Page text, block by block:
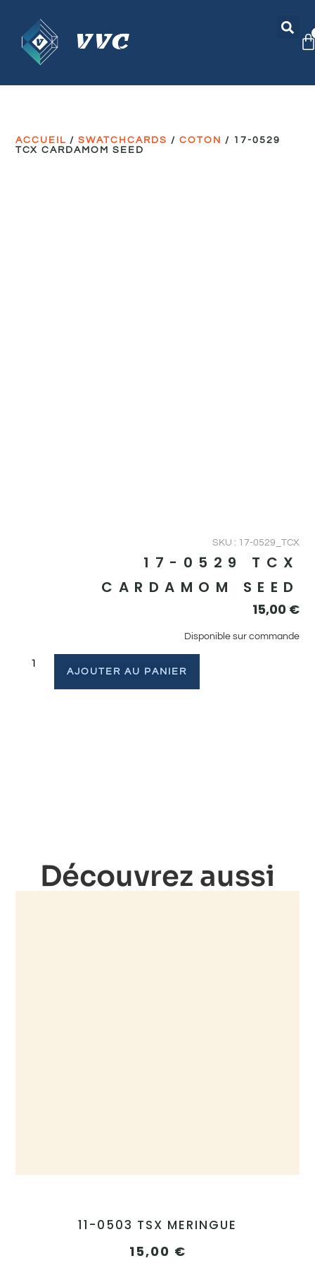
ACCUEIL /SWATCHCARDS /COTON / 17-0529
TCX CARDAMOM SEED
SKU : 17-0529_TCX
17-0529 TCX
CARDAMOM SEED
15,00 €
Disponible sur commande
AJOUTER AU PANIER
Découvrez aussi
11-0503 TSX MERINGUE
15,00 €